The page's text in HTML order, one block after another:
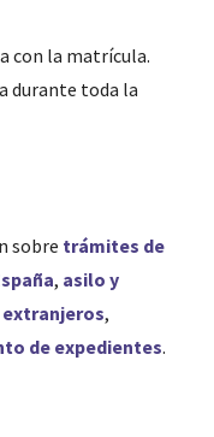
con la matrícula.
durante toda la
sobre trámites de
, asilo y
extranjeros,
de expedientes.